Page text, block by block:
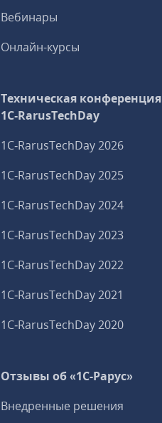
Вебинары
Онлайн-курсы
Техническая конференция
1C‑RarusTechDay
1C‑RarusTechDay 2026
1C‑RarusTechDay 2025
1C‑RarusTechDay 2024
1C‑RarusTechDay 2023
1C‑RarusTechDay 2022
1C‑RarusTechDay 2021
1C‑RarusTechDay 2020
Отзывы об «1С-Рарус»
Внедренные решения